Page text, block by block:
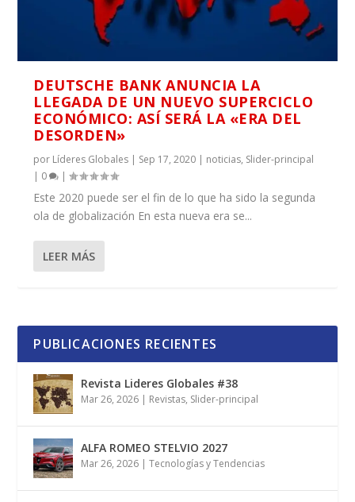
DEUTSCHE BANK ANUNCIA LA
LLEGADA DE UN NUEVO SUPERCICLO
ECONÓMICO: ASÍ SERÁ LA «ERA DEL
DESORDEN»
por Líderes Globales | Sep 17, 2020 | noticias, Slider-principal
| 0 |
Este 2020 puede ser el fin de lo que ha sido la segunda
ola de globalización En esta nueva era se...
LEER MÁS
PUBLICACIONES RECIENTES
Revista Lideres Globales #38
Mar 26, 2026 | Revistas, Slider-principal
ALFA ROMEO STELVIO 2027
Mar 26, 2026 |Tecnologías y Tendencias